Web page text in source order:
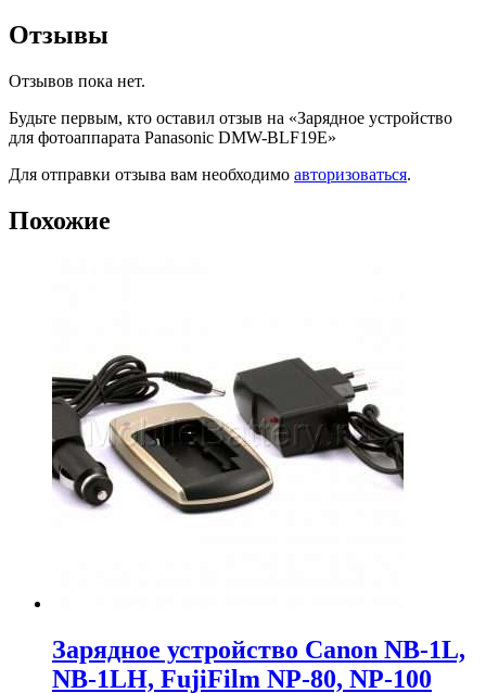
Отзывы
Отзывов пока нет.
Будьте первым, кто оставил отзыв на «Зарядное устройство
для фотоаппарата Panasonic DMW-BLF19E»
Для отправки отзыва вам необходимо авторизоваться.
Похожие
Зарядное устройство Canon NB-1L,
NB-1LH, FujiFilm NP-80, NP-100